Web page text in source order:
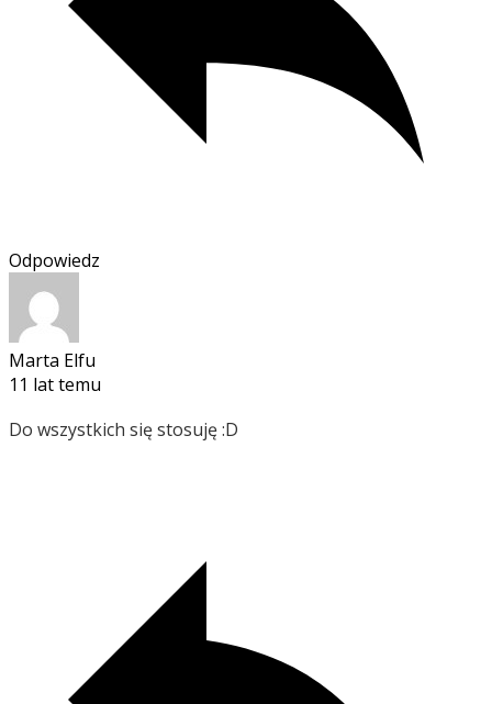
Odpowiedz
Marta Elfu
11 lat temu
Do wszystkich się stosuję :D